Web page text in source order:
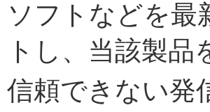
ソフトなどを最
トし、当該製品
信頼できない発